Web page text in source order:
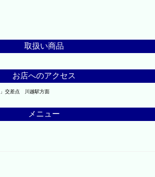
取扱い商品
お店へのアクセス
」交差点 川越駅方面
メニュー